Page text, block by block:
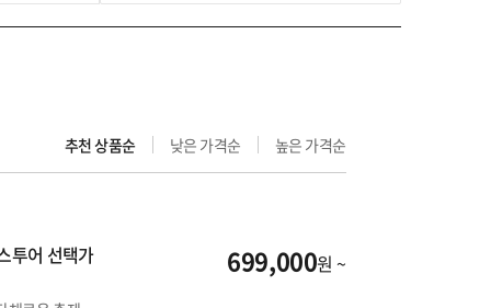
추천 상품순 낮은 가격순 높은 가격순
투어 선택가
699,000원 ~